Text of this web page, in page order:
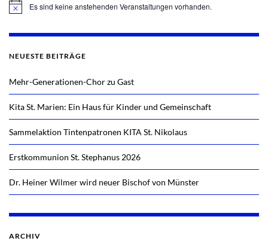
HinweisEs sind keine anstehenden Veranstaltungen vorhanden.
NEUESTE BEITRÄGE
Mehr-Generationen-Chor zu Gast
Kita St. Marien: Ein Haus für Kinder und Gemeinschaft
Sammelaktion Tintenpatronen KITA St. Nikolaus
Erstkommunion St. Stephanus 2026
Dr. Heiner Wilmer wird neuer Bischof von Münster
ARCHIV